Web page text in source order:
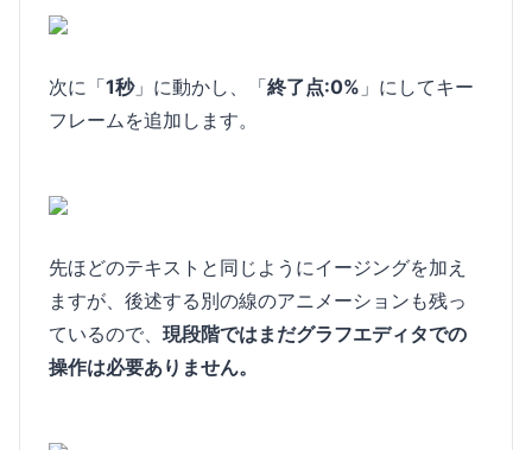
次に「1秒」に動かし、「終了点:0% 」にしてキー
フレームを追加します。
先ほどのテキストと同じようにイージングを加え
ますが、後述する別の線のアニメーションも残っ
ているので、 現段階ではまだグラフエディタでの
操作は必要ありません。